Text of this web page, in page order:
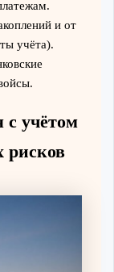
и от
учёта).
с учётом
рисков